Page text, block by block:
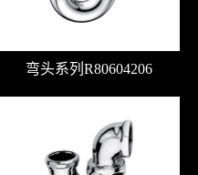
弯头系列R80604206